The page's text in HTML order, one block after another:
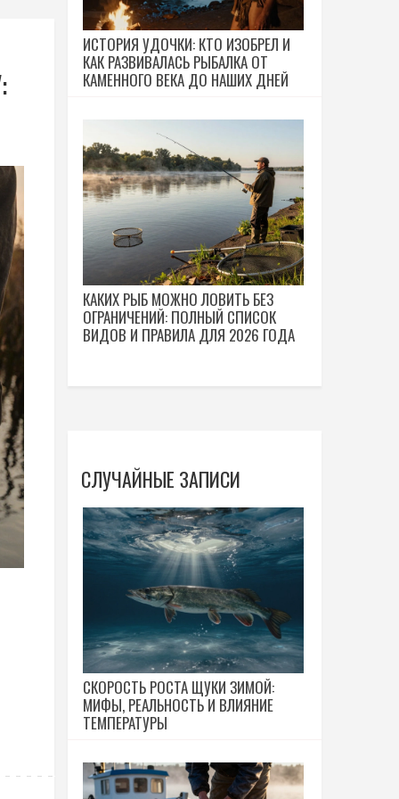
ИСТОРИЯ УДОЧКИ: КТО ИЗОБРЕЛ И
КАК РАЗВИВАЛАСЬ РЫБАЛКА ОТ
КАМЕННОГО ВЕКА ДО НАШИХ ДНЕЙ
КАКИХ РЫБ МОЖНО ЛОВИТЬ БЕЗ
ОГРАНИЧЕНИЙ: ПОЛНЫЙ СПИСОК
ВИДОВ И ПРАВИЛА ДЛЯ 2026 ГОДА
СЛУЧАЙНЫЕ ЗАПИСИ
СКОРОСТЬ РОСТА ЩУКИ ЗИМОЙ:
МИФЫ, РЕАЛЬНОСТЬ И ВЛИЯНИЕ
ТЕМПЕРАТУРЫ